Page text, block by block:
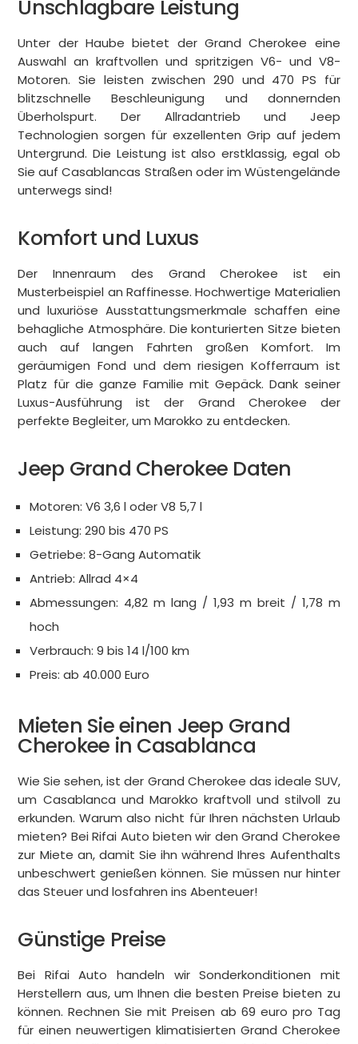
Unschlagbare Leistung
Unter der Haube bietet der Grand Cherokee eine
Auswahl an kraftvollen und spritzigen V6- und V8-
Motoren. Sie leisten zwischen 290 und 470 PS für
blitzschnelle Beschleunigung und donnernden
Überholspurt. Der Allradantrieb und Jeep
Technologien sorgen für exzellenten Grip auf jedem
Untergrund. Die Leistung ist also erstklassig, egal ob
Sie auf Casablancas Straßen oder im Wüstengelände
unterwegs sind!
Komfort und Luxus
Der Innenraum des Grand Cherokee ist ein
Musterbeispiel an Raffinesse. Hochwertige Materialien
und luxuriöse Ausstattungsmerkmale schaffen eine
behagliche Atmosphäre. Die konturierten Sitze bieten
auch auf langen Fahrten großen Komfort. Im
geräumigen Fond und dem riesigen Kofferraum ist
Platz für die ganze Familie mit Gepäck. Dank seiner
Luxus-Ausführung ist der Grand Cherokee der
perfekte Begleiter, um Marokko zu entdecken.
Jeep Grand Cherokee Daten
Motoren: V6 3,6 l oder V8 5,7 l
Leistung: 290 bis 470 PS
Getriebe: 8-Gang Automatik
Antrieb: Allrad 4×4
Abmessungen: 4,82 m lang / 1,93 m breit / 1,78 m
hoch
Verbrauch: 9 bis 14 l/100 km
Preis: ab 40.000 Euro
Mieten Sie einen Jeep Grand
Cherokee in Casablanca
Wie Sie sehen, ist der Grand Cherokee das ideale SUV,
um Casablanca und Marokko kraftvoll und stilvoll zu
erkunden. Warum also nicht für Ihren nächsten Urlaub
mieten? Bei Rifai Auto bieten wir den Grand Cherokee
zur Miete an, damit Sie ihn während Ihres Aufenthalts
unbeschwert genießen können. Sie müssen nur hinter
das Steuer und losfahren ins Abenteuer!
Günstige Preise
Bei Rifai Auto handeln wir Sonderkonditionen mit
Herstellern aus, um Ihnen die besten Preise bieten zu
können. Rechnen Sie mit Preisen ab 69 euro pro Tag
für einen neuwertigen klimatisierten Grand Cherokee